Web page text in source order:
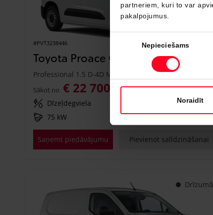
partneriem, kuri to var
pakalpojumus.
Piekrišanas
Nepieciešams
Noraidīt
#PVT3238446
Toyota Proace City
Professional 1.5 D-4D M/T (Priekšējā piedziņa) (75 kW)
Sākot no € 22 700 € 25 150
Dīzeļdegviela
75 kW
Saņemt piedāvājumu Pievienot salīdzināšanai
Drīzumā